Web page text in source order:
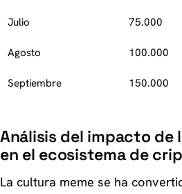
Julio 75.000
Agosto 100.000
Septiembre 150.000
Análisis del impacto de
en el ecosistema de
La cultura meme se ha